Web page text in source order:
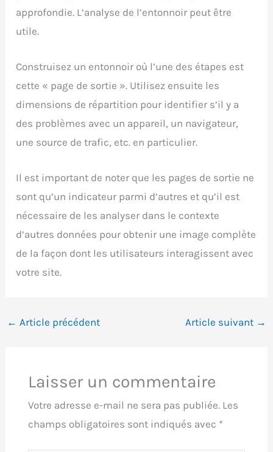
approfondie. L’analyse de l’entonnoir peut être
utile.
Construisez un entonnoir où l’une des étapes est
cette « page de sortie ». Utilisez ensuite les
dimensions de répartition pour identifier s’il y a
des problèmes avec un appareil, un navigateur,
une source de trafic, etc. en particulier.
Il est important de noter que les pages de sortie ne
sont qu’un indicateur parmi d’autres et qu’il est
nécessaire de les analyser dans le contexte
d’autres données pour obtenir une image complète
de la façon dont les utilisateurs interagissent avec
votre site.
← Article précédent Article suivant →
Laisser un commentaire
Votre adresse e-mail ne sera pas publiée. Les
champs obligatoires sont indiqués avec *